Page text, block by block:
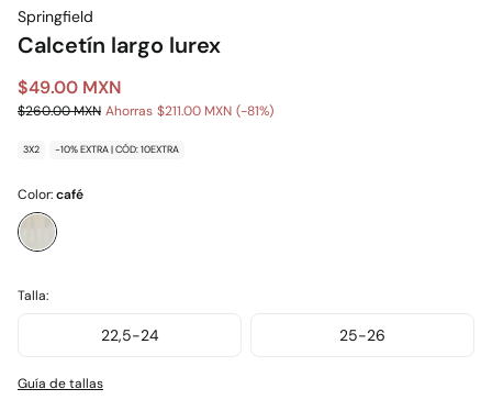
Springfield
Calcetín largo lurex
$49.00 MXN
$260.00 MXN Ahorras $211.00 MXN 81
3X2 -10% EXTRA | CÓD: 10EXTRA
Color:café
Talla:
22,5-24 25-26
Guía de tallas